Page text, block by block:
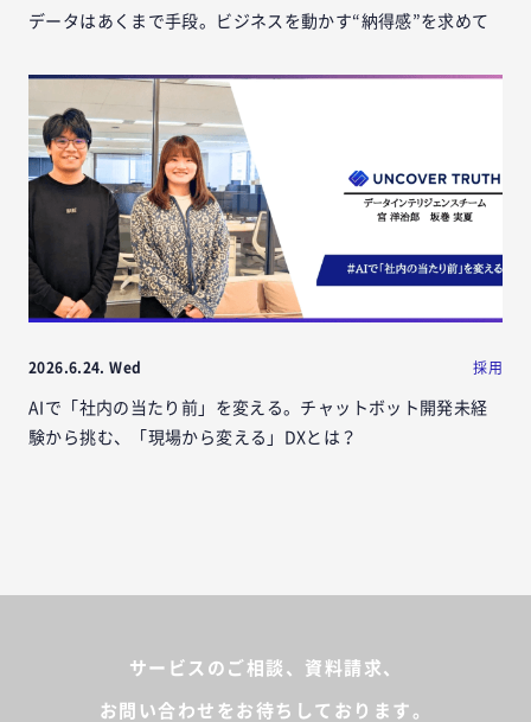
データはあくまで手段。ビジネスを動かす“納得感”を求めて
2026.6.24. Wed 採用
AIで「社内の当たり前」を変える。チャットボット開発未経
験から挑む、「現場から変える」DXとは？
サービスのご相談、資料請求、
お問い合わせをお待ちしております。